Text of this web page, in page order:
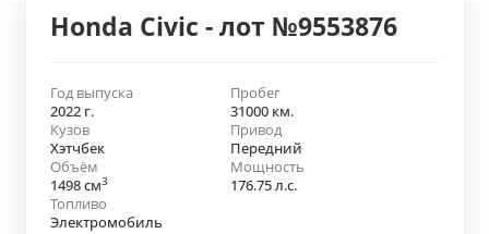
Honda Civic - лот №9553876
Год выпуска
2022 г.
Пробег
31000 км.
Кузов
Хэтчбек
Привод
Передний
Объём
1498 см3
Мощность
176.75 л.с.
Топливо
Электромобиль